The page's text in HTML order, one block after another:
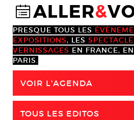
@ALLER&
PRESQUE TOUS LES
EXPOSITIONS, LES
VERNISSAGES EN FRANCE,
PARIS.
VOIR L'AGENDA
TOUS LES EDITOS